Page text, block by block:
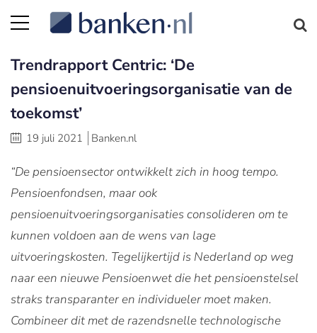
Trendrapport Centric: ‘De
pensioenuitvoeringsorganisatie van de
toekomst’
19 juli 2021 Banken.nl
“De pensioensector ontwikkelt zich in hoog tempo.
Pensioenfondsen, maar ook
pensioenuitvoeringsorganisaties consolideren om te
kunnen voldoen aan de wens van lage
uitvoeringskosten. Tegelijkertijd is Nederland op weg
naar een nieuwe Pensioenwet die het pensioenstelsel
straks transparanter en individueler moet maken.
Combineer dit met de razendsnelle technologische